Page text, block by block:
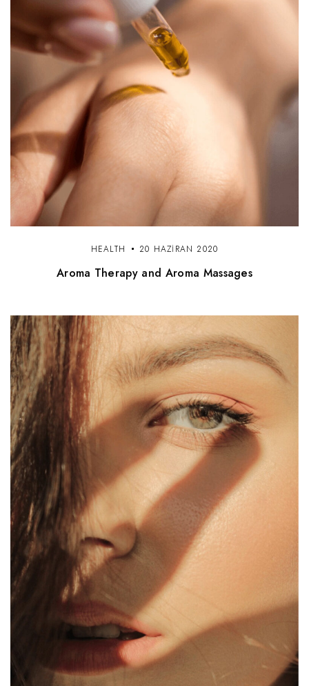
HEALTH 20 HAZIRAN 2020
Aroma Therapy and Aroma Massages